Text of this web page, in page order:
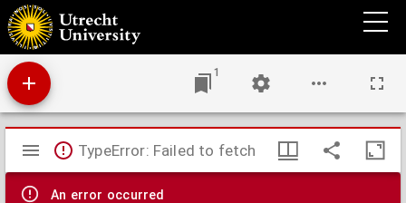
Bijdrage tot den rechtstoestand der erfgooiers
1
Mirador
viewer
TypeError: Failed to fetch
An error occurred